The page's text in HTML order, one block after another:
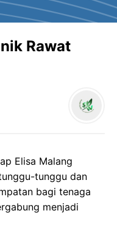
Rawat
Elisa Malang
tunggu dan
bagi tenaga
menjadi